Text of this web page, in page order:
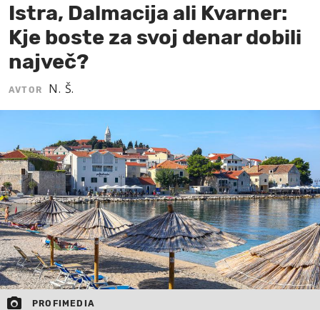
POD
Istra, Dalmacija ali Kvarner:
Kje boste za svoj denar dobili
največ?
AVTOR N. Š.
PROFIMEDIA